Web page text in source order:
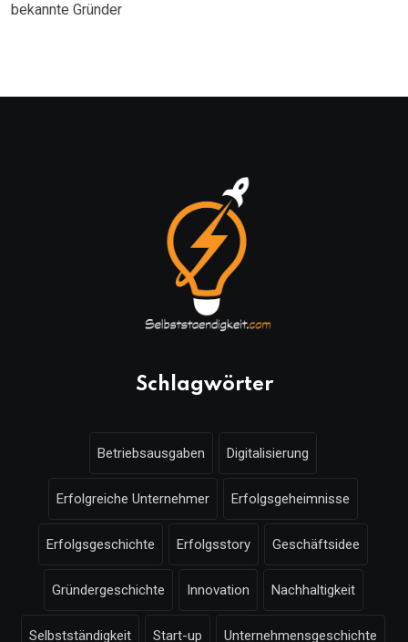
bekannte Gründer
Schlagwörter
Betriebsausgaben Digitalisierung
Erfolgreiche Unternehmer Erfolgsgeheimnisse
Erfolgsgeschichte Erfolgsstory Geschäftsidee
Gründergeschichte Innovation Nachhaltigkeit
Selbstständigkeit Start-up Unternehmensgeschichte